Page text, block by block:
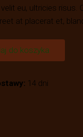
14 dni
do koszyka
eu, ultricies risus.
at placerat et,